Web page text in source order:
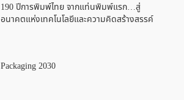
190 ปีการพิมพ์ไทย จากแท่นพิมพ์แรก…สู่
อนาคตแห่งเทคโนโลยีและความคิดสร้างสรรค์
Packaging 2030